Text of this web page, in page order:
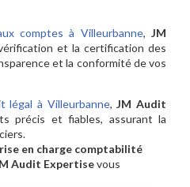
comptes à Villeurbanne, JM
et la certification des
et la conformité de vos
légal à Villeurbanne,JM Audit
précis et fiables, assurant la
en charge comptabilité
Audit Expertisevous